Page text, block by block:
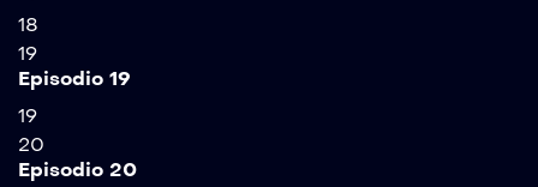
18
19
Episodio 19
19
20
Episodio 20